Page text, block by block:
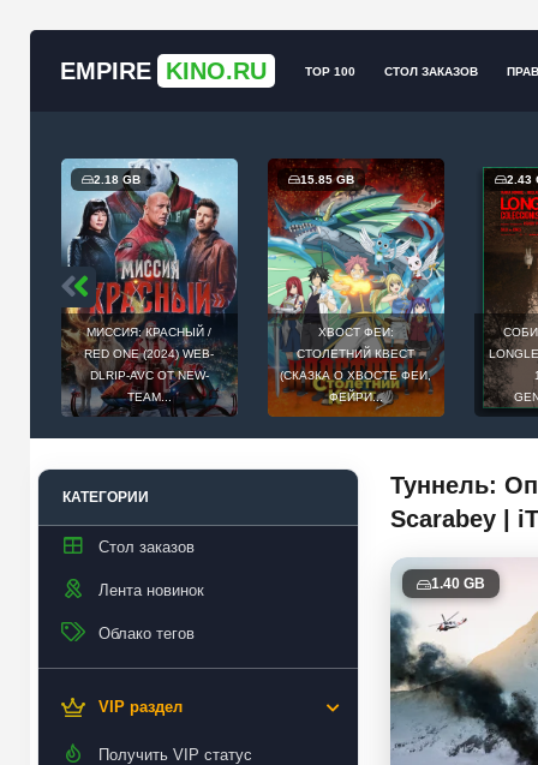
EMPIRE KINO.RU TOP 100 СТОЛ ЗАКАЗОВ
2.18 GB
МИССИЯ: КРАСНЫЙ /
RED ONE (2024) WEB-
DLRIP-AVC ОТ NEW-
TEAM...
15.85 GB
ХВОСТ ФЕИ:
СТОЛЕТНИЙ КВЕСТ
(СКАЗКА О ХВОСТЕ ФЕИ,
ФЕЙРИ...
2.43
КАТЕГОРИИ
Стол заказов
Лента новинок
Облако тегов
VIP раздел
Получить VIP статус
Туннель:
Scarabey |
1.40 GB